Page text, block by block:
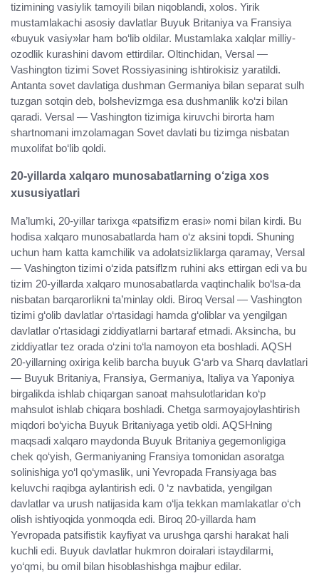
tizimining vasiylik tamoyili bilan niqoblandi, xolos. Yirik
mustamlakachi asosiy davlatlar Buyuk Britaniya va Fransiya
«buyuk vasiy»lar ham bo‘lib oldilar. Mustamlaka xalqlar milliy-
ozodlik kurashini davom ettirdilar. Oltinchidan, Versal —
Vashington tizimi Sovet Rossiyasining ishtirokisiz yaratildi.
Antanta sovet davlatiga dushman Germaniya bilan separat sulh
tuzgan sotqin deb, bolshevizmga esa dushmanlik ko‘zi bilan
qaradi. Versal — Vashington tizimiga kiruvchi birorta ham
shartnomani imzolamagan Sovet davlati bu tizimga nisbatan
muxolifat bo‘lib qoldi.
20-yillarda xalqaro munosabatlarning o‘ziga xos
xususiyatlari
Ma’lumki, 20-yillar tarixga «patsifizm erasi» nomi bilan kirdi. Bu
hodisa xalqaro munosabatlarda ham o‘z aksini topdi. Shuning
uchun ham katta kamchilik va adolatsizliklarga qaramay, Versal
— Vashington tizimi o‘zida patsiflzm ruhini aks ettirgan edi va bu
tizim 20-yillarda xalqaro munosabatlarda vaqtinchalik bo‘lsa-da
nisbatan barqarorlikni ta’minlay oldi. Biroq Versal — Vashington
tizimi g‘olib davlatlar o‘rtasidagi hamda g‘oliblar va yengilgan
davlatlar o'rtasidagi ziddiyatlarni bartaraf etmadi. Aksincha, bu
ziddiyatlar tez orada o‘zini to‘la namoyon eta boshladi. AQSH
20-yillarning oxiriga kelib barcha buyuk G‘arb va Sharq davlatlari
— Buyuk Britaniya, Fransiya, Germaniya, Italiya va Yaponiya
birgalikda ishlab chiqargan sanoat mahsulotlaridan ko‘p
mahsulot ishlab chiqara boshladi. Chetga sarmoyajoylashtirish
miqdori bo‘yicha Buyuk Britaniyaga yetib oldi. AQSHning
maqsadi xalqaro maydonda Buyuk Britaniya gegemonligiga
chek qo‘yish, Germaniyaning Fransiya tomonidan asoratga
solinishiga yo‘l qo‘ymaslik, uni Yevropada Fransiyaga bas
keluvchi raqibga aylantirish edi. 0 ‘z navbatida, yengilgan
davlatlar va urush natijasida kam o‘lja tekkan mamlakatlar o‘ch
olish ishtiyoqida yonmoqda edi. Biroq 20-yillarda ham
Yevropada patsifistik kayfiyat va urushga qarshi harakat hali
kuchli edi. Buyuk davlatlar hukmron doiralari istaydilarmi,
yo‘qmi, bu omil bilan hisoblashishga majbur edilar.